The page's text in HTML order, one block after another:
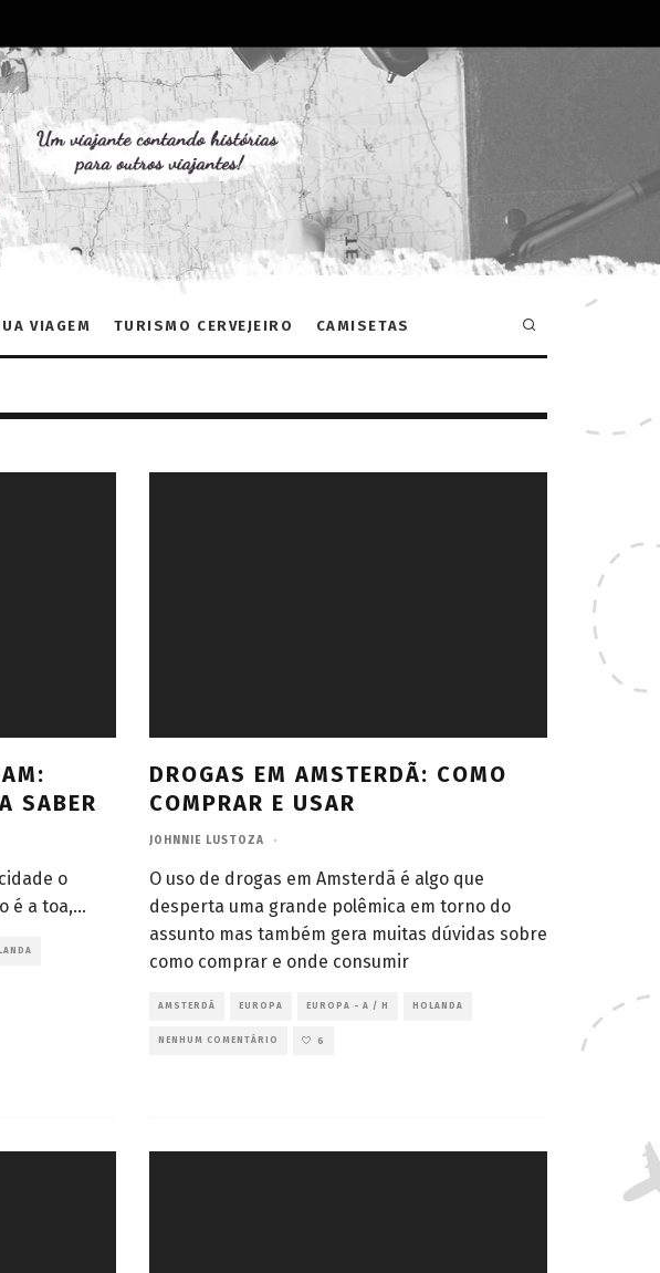
VIAGEM TURISMO CERVEJEIRO CAMISETAS
SABER
o
é a toa,...
DROGAS EM AMSTERDÃ: COMO
COMPRAR E USAR
JOHNNIE LUSTOZA ·
O uso de drogas em Amsterdã é algo que
desperta uma grande polêmica em torno do
assunto mas também gera muitas dúvidas sobre
como comprar e onde consumir
AMSTERDÃ EUROPA EUROPA - A / H HOLANDA
NENHUM COMENTÁRIO 6